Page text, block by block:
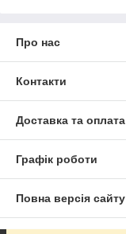
Про нас
Контакти
Доставка та оплата
Графік роботи
Повна версія сайту